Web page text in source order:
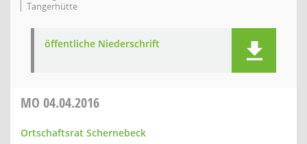
Tangerhütte
öffentliche Niederschrift
MO 04.04.2016
Ortschaftsrat Schernebeck